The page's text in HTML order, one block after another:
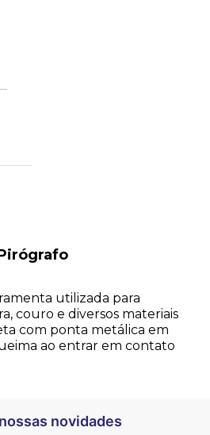
utilizada para
couro e diversos materiais
com ponta metálica em
ao entrar em contato
novidades